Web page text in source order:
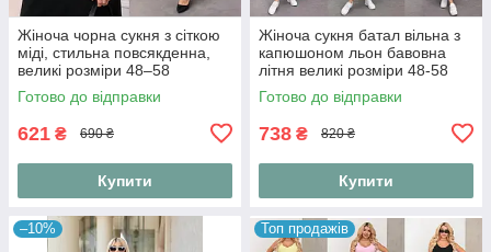
Жіноча чорна сукня з сіткою
міді, стильна повсякденна,
великі розміри 48–58
Готово до відправки
621 ₴ 690 ₴
Купити
Жіноча сукня батал вільна з
капюшоном льон бавовна
літня великі розміри 48-58
Готово до відправки
738 ₴ 820 ₴
Купити
–10% Топ продажів